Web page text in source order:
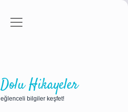
Politikası
menüyü
Hikayeler
bilgiler keşfet!